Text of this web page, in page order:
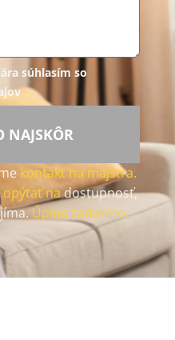
súhlasím so
NAJSKÔR
kontakt na majstra.
opýtať nadostupnosť,
Úplne zadarmo.